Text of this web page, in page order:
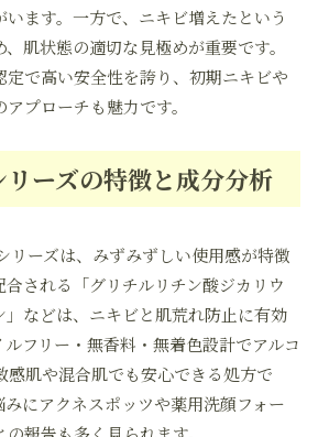
ます。一方で、ニキビ増えたという
肌状態の適切な見極めが重要です。
で高い安全性を誇り、初期ニキビや
プローチも魅力です。
リーズの特徴と成分分析
リーズは、みずみずしい使用感が特徴
される「グリチルリチン酸ジカリウ
」などは、ニキビと肌荒れ防止に有効
フリー・無香料・無着色設計でアルコ
感肌や混合肌でも安心できる処方で
にアクネスポッツや薬用洗顔フォー